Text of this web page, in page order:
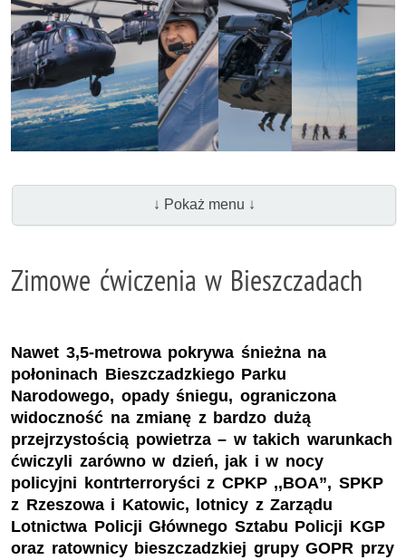
↓ Pokaż menu ↓
Zimowe ćwiczenia w Bieszczadach
Nawet 3,5-metrowa pokrywa śnieżna na
połoninach Bieszczadzkiego Parku
Narodowego, opady śniegu, ograniczona
widoczność na zmianę z bardzo dużą
przejrzystością powietrza – w takich warunkach
ćwiczyli zarówno w dzień, jak i w nocy
policyjni kontrterroryści z CPKP ,,BOA”, SPKP
z Rzeszowa i Katowic, lotnicy z Zarządu
Lotnictwa Policji Głównego Sztabu Policji KGP
oraz ratownicy bieszczadzkiej grupy GOPR przy